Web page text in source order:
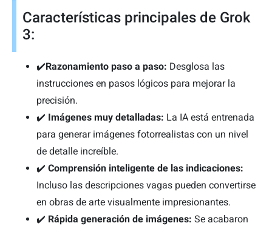
Características principales de Grok
3:
✔️Razonamiento paso a paso: Desglosa las
instrucciones en pasos lógicos para mejorar la
precisión.
✔️ Imágenes muy detalladas: La IA está entrenada
para generar imágenes fotorrealistas con un nivel
de detalle increíble.
✔️ Comprensión inteligente de las indicaciones:
Incluso las descripciones vagas pueden convertirse
en obras de arte visualmente impresionantes.
✔️ Rápida generación de imágenes: Se acabaron